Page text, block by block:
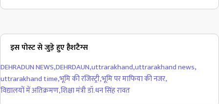
इस पोस्ट से जुड़े हुए हैशटैग्स
DEHRADUN NEWS,DEHRDAUN,uttrarakhand,uttrarakhand news,
uttrarakhand time,भूमि की रजिस्ट्री,भूमि पर माफिया की नजर,
विद्यालयों में अतिक्रमण,शिक्षा मंत्री डॉ.धन सिंह रावत